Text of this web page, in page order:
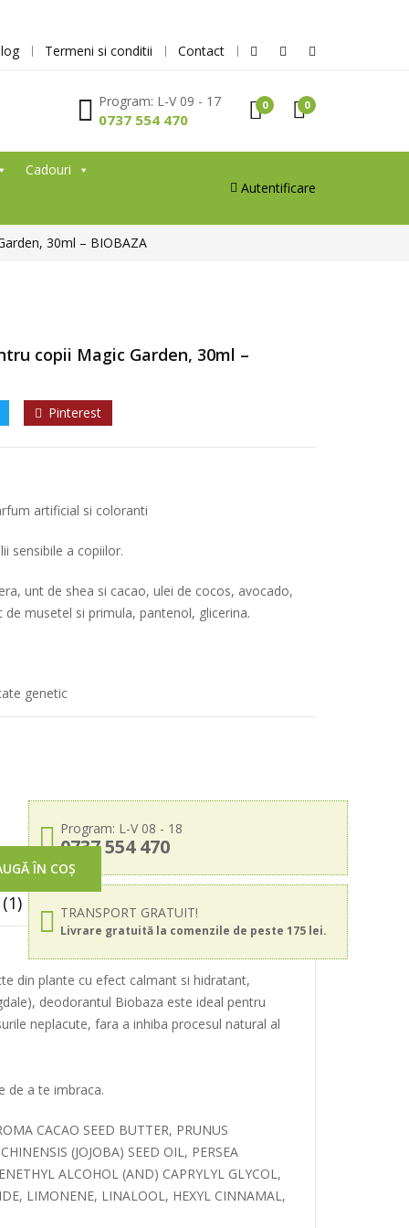
Termeni si conditii Contact
Program: L-V 09 - 17
0737 554 470
0 0
Cadouri
Autentificare
30ml – BIOBAZA
copii Magic Garden, 30ml –
Pinterest
artificial si coloranti
sensibile a copiilor.
unt de shea si cacao, ulei de cocos, avocado,
musetel si primula, pantenol, glicerina.
genetic
Program: L-V 08 - 18
0737 554 470
TRANSPORT GRATUIT!
Livrare gratuită la comenzile de peste 175 lei.
ÎN COȘ
din plante cu efect calmant si hidratant,
deodorantul Biobaza este ideal pentru
neplacute, fara a inhiba procesul natural al
de a te imbraca.
CACAO SEED BUTTER, PRUNUS
(JOJOBA) SEED OIL, PERSEA
ALCOHOL (AND) CAPRYLYL GLYCOL,
LIMONENE, LINALOOL, HEXYL CINNAMAL,